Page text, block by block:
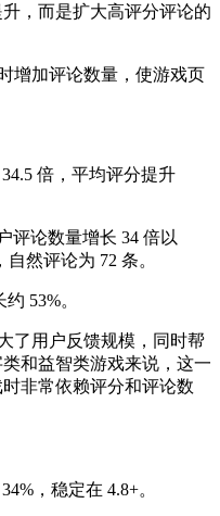
，而是扩大高评分评论的
增加评论数量，使游戏页
倍，平均评分提升
评论数量增长 34 倍以
自然评论为 72 条。
53%。
了用户反馈规模，同时帮
和益智类游戏来说，这一
非常依赖评分和评论数
，稳定在 4.8+。